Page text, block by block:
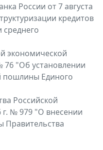
России от 7 августа
кредитов
среднего
экономической
76 "Об установлении
пошлины Единого
Российской
г. № 979 "О внесении
Правительства